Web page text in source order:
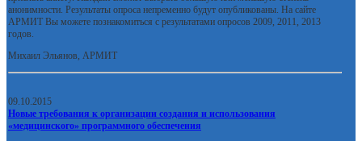
анонимности. Результаты опроса непременно будут опубликованы. На сайте
АРМИТ Вы можете познакомиться с результатами опросов 2009, 2011, 2013
годов.
Михаил Эльянов, АРМИТ
09.10.2015
Новые требования к организации создания и использования
«медицинского» программного обеспечения